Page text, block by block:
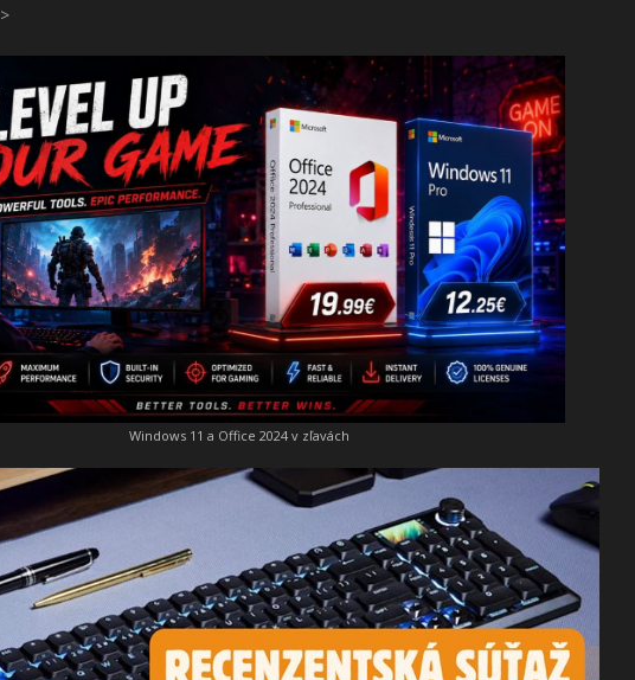
Windows 11 a Office 2024 v zľavách